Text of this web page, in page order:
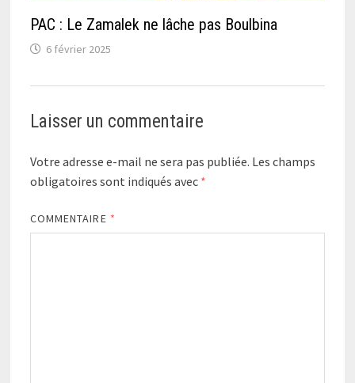
PAC : Le Zamalek ne lâche pas Boulbina
6 février 2025
Laisser un commentaire
Votre adresse e-mail ne sera pas publiée. Les champs
obligatoires sont indiqués avec *
COMMENTAIRE *